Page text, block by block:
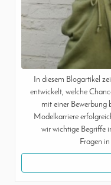
In diesem Blogartikel
entwickelt, welche
mit einer Bewerbung
Modelkarriere
wir wichtige Begriffe
Fragen